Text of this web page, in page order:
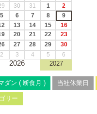
30 31 1
2
5 6 7 8
9
13 14 15 16
20 21 22
23
27 28 29
30
2 3 4 5 6
2026 2027
ダン ( 断食月 ) 当社休業日
リー